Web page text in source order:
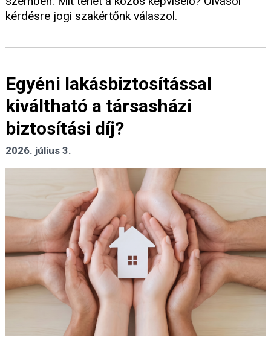
kérdésre jogi szakértőnk válaszol.
Egyéni lakásbiztosítással
kiváltható a társasházi
biztosítási díj?
2026. július 3.